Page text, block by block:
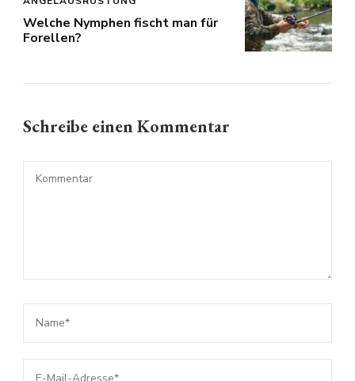
Welche Nymphen fischt man für
Forellen?
Schreibe einen Kommentar